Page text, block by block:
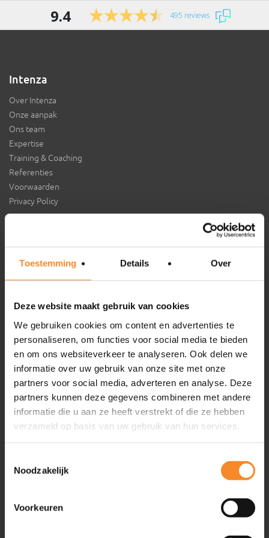
Toestemming Details Over
Deze website maakt gebruik van cookies
We gebruiken cookies om content en advertenties te
personaliseren, om functies voor social media te bieden
en om ons websiteverkeer te analyseren. Ook delen we
informatie over uw gebruik van onze site met onze
partners voor social media, adverteren en analyse. Deze
partners kunnen deze gegevens combineren met andere
informatie die u aan ze heeft verstrekt of die ze hebben
verzameld op basis van uw gebruik van hun services.
Noodzakelijk
Voorkeuren
9.4 495 reviews
Intenza
Over Intenza
Onze aanpak
Ons team
Expertise
Training & Coaching
Referenties
Voorwaarden
Privacy Policy
Inspiratie
Artikelen
Evenementen
Friend of Intenza
Geplande evenementen 2
Training & Coaching